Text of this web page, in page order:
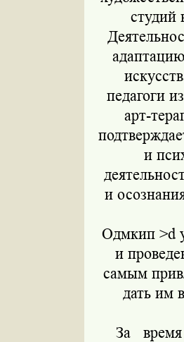
студий
педагоги
арт-
и
и
Одмкип >d
и
самым
дать им
За